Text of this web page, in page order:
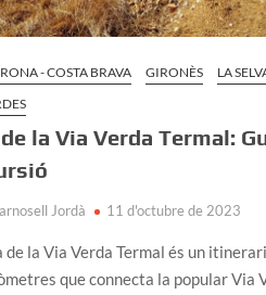
- COSTA BRAVA GIRONÈS
LA
la Via Verda Termal:
Jordà 11 d'octubre de 2023
de la Via Verda Termal és un itinerari
que connecta la popular Via